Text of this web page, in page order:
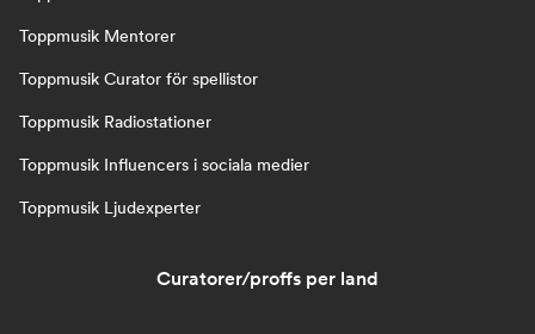
Toppmusik Mentorer
Toppmusik Curator för spellistor
Toppmusik Radiostationer
Toppmusik Influencers i sociala medier
Toppmusik Ljudexperter
Curatorer/proffs per land